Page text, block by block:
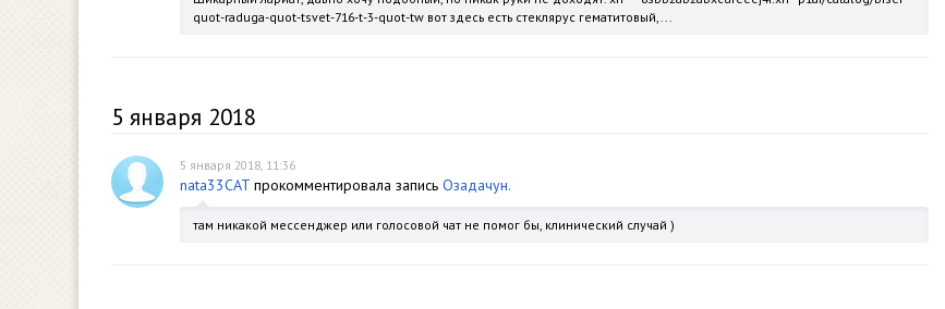
quot-raduga-quot-tsvet-716-t-3-quot-tw вот здесь есть стеклярус гематитовый,...
5 января 2018
5 января 2018, 11:36
nata33CAT прокомментировала запись Озадачун.
там никакой мессенджер или голосовой чат не помог бы, клинический случай )